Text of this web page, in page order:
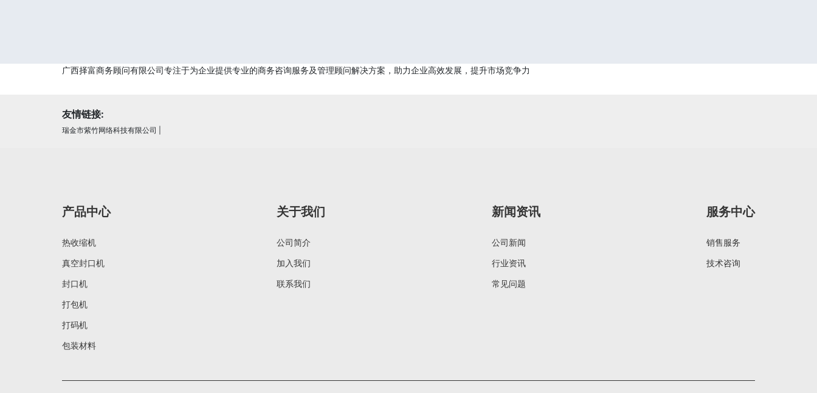
广西择富商务顾问有限公司专注于为企业提供专业的商务咨询服务及管理顾问解决方案，助力企业高效发展，提升市场竞争力
友情链接:
瑞金市紫竹网络科技有限公司
产品中心
热收缩机
真空封口机
封口机
打包机
打码机
包装材料
关于我们
公司简介
加入我们
联系我们
新闻资讯
公司新闻
行业资讯
常见问题
服务中心
销售服务
技术咨询